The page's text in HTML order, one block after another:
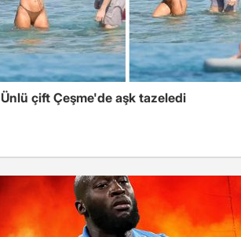
Ünlü çift Çeşme'de aşk tazeledi